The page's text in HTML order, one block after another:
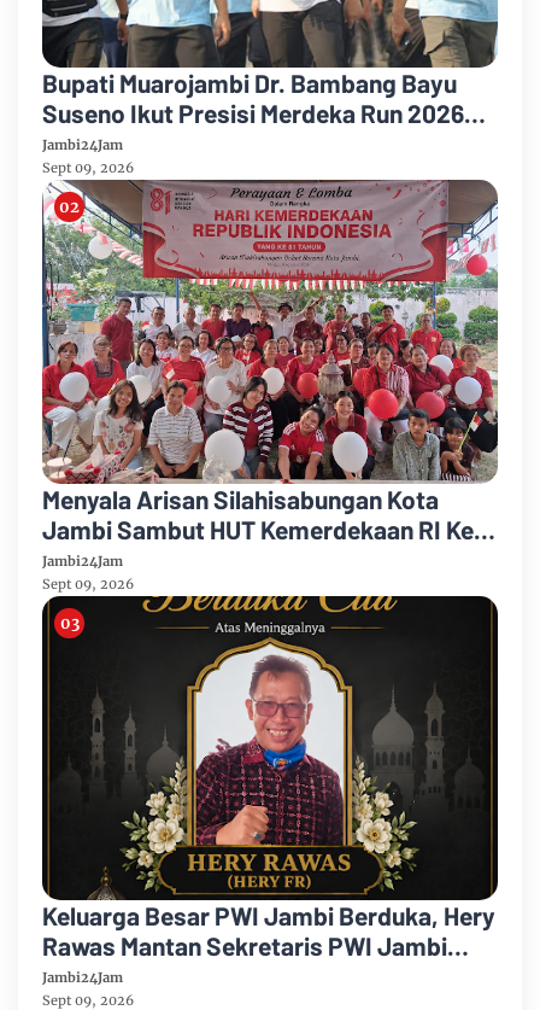
Bupati Muarojambi Dr. Bambang Bayu
Suseno Ikut Presisi Merdeka Run 2026
Ajak Warga Hidup Sehat
Jambi24Jam
Sept 09, 2026
Menyala Arisan Silahisabungan Kota
Jambi Sambut HUT Kemerdekaan RI Ke
81 Gelar Berbagai Kegiatan
Jambi24Jam
Sept 09, 2026
Keluarga Besar PWI Jambi Berduka, Hery
Rawas Mantan Sekretaris PWI Jambi
Tutup Usia
Jambi24Jam
Sept 09, 2026